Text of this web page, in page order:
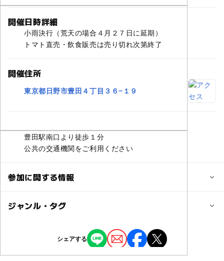
開催日時詳細
小雨決行（荒天の場合４月２７日に延期）
トマト直売・飲食販売は売り切れ次第終了
開催住所
東京都日野市豊田４丁目３６−１９
豊田駅南口より徒歩１分
公共の交通機関をご利用ください
参加に関する情報
定員詳細
0歳･1歳･2歳の赤ちゃん(乳児･幼児)
ジャンル・タグ
街なかイベント
シェアする